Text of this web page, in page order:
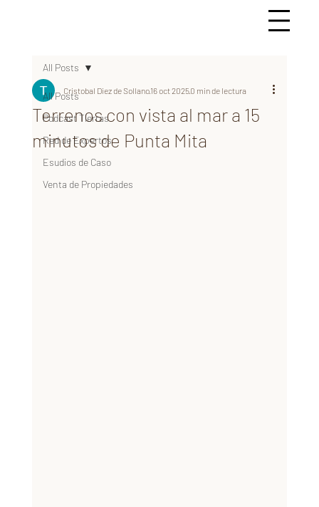
All Posts
Podcast Tierras
Red de Expertos
Esudios de Caso
Venta de Propiedades
All Posts
Terrenos con vista al mar a 15
minutos de Punta Mita
Cristobal Diez de Sollano16 oct 20250 min de lectura